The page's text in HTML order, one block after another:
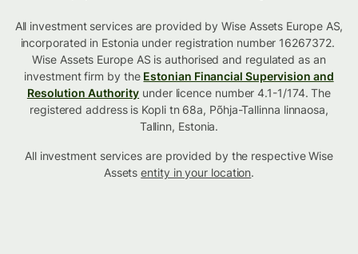
All investment services are provided by Wise Assets Europe AS,
incorporated in Estonia under registration number 16267372.
Wise Assets Europe AS is authorised and regulated as an
investment firm by the Estonian Financial Supervision and
Resolution Authority under licence number 4.1-1/174. The
registered address is Kopli tn 68a, Põhja-Tallinna linnaosa,
Tallinn, Estonia.
All investment services are provided by the respective Wise
Assetsentity in your location.